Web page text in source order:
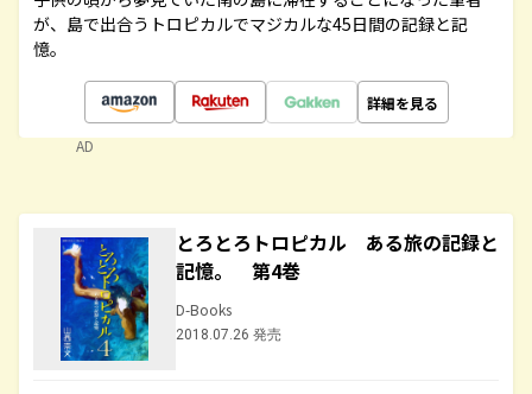
が、島で出合うトロピカルでマジカルな45日間の記録と記
憶。
詳細を見る
AD
とろとろトロピカル ある旅の記録と
記憶。 第4巻
D-Books
2018.07.26 発売